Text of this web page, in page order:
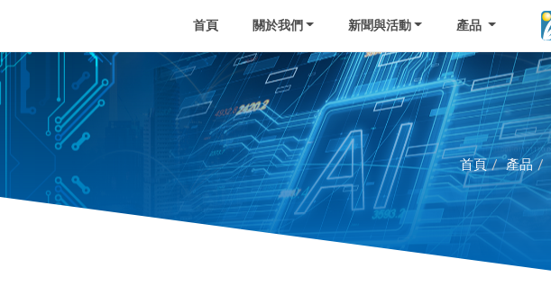
首頁 關於我們 新聞與活動 產品
首頁 產品